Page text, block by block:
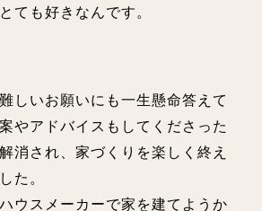
ても好きなんです。
しいお願いにも一生懸命答えて
やアドバイスもしてくださった
消され、家づくりを楽しく終え
た。
ウスメーカーで家を建てようか